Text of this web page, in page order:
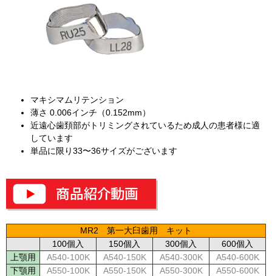
マキシマムリテンション
薄さ 0.006インチ（0.152mm）
近遠心歯頚部がトリミングされているため成人の患者様に適
しています
単品に限り33〜36サイズがございます
MR2 第一大臼歯用 キット
100個入
150個入 300個入
600個入
上顎用
A540-100K A540-150K A540-300K
A540-600K
下顎用
A550-100K A550-150K A550-300K
A550-600K